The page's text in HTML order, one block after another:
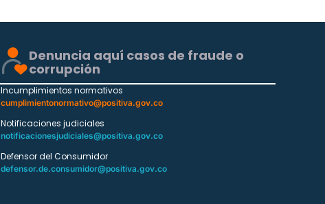
Denuncia aquí casos de fraude o
corrupción
Incumplimientos normativos
cumplimientonormativo@positiva.gov.co
Notificaciones judiciales
notificacionesjudiciales@positiva.gov.co
Defensor del Consumidor
defensor.de.consumidor@positiva.gov.co